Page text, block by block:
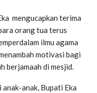
mengucapkan terima
orang tua terus
ilmu agama
motivasi bagi
berjamaah di mesjid.
anak, Bupati Eka